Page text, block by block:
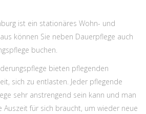
ist ein stationäres Wohn- und
können Sie neben Dauerpflege auch
buchen.
bieten pflegenden
sich zu entlasten. Jeder pflegende
sehr anstrengend sein kann und man
Auszeit für sich braucht, um wieder neue